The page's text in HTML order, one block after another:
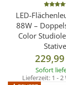
Lichtleistung:
Glühbirne
Lüfter: Nein
Dimmbar: Nein
Räumen
LED-
88W –
Color
Sofort
Lieferzeit: 1 -